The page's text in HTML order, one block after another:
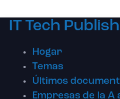
IT Tech
Hogar
Temas
Últimos
Empresas de la A